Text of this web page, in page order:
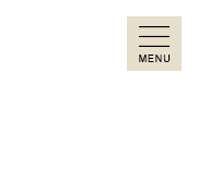
ZENGAKU引